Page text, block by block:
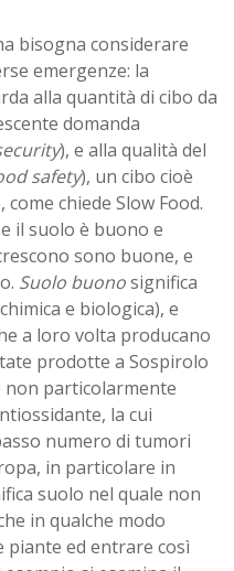
bisogna considerare
emergenze: la
alla quantità di cibo da
domanda
), e alla qualità del
safety), un cibo cioè
chiede Slow Food.
il suolo è buono e
sono buone, e
Suolo buonosignifica
e biologica), e
a loro volta producano
prodotte a Sospirolo
non particolarmente
la cui
numero di tumori
in particolare in
suolo nel quale non
in qualche modo
piante ed entrare così